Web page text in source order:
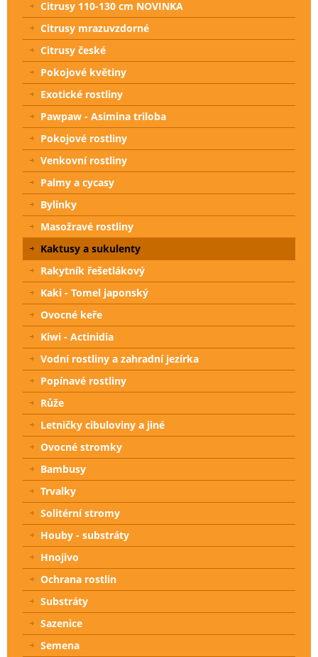
Citrusy 110-130 cm NOVINKA
Citrusy mrazuvzdorné
Citrusy české
Pokojové květiny
Exotické rostliny
Pawpaw - Asimina triloba
Pokojové rostliny
Venkovní rostliny
Palmy a cycasy
Bylinky
Masožravé rostliny
Kaktusy a sukulenty
Rakytník řešetlákový
Kaki - Tomel japonský
Ovocné keře
Kiwi - Actinidia
Vodní rostliny a zahradní jezírka
Popínavé rostliny
Růže
Letničky cibuloviny a jiné
Ovocné stromky
Bambusy
Trvalky
Solitérní stromy
Houby - substráty
Hnojivo
Ochrana rostlin
Substráty
Sazenice
Semena